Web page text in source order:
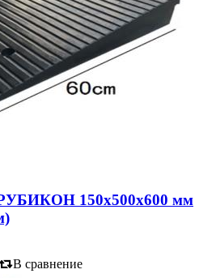
150х500х600 мм
В сравнение